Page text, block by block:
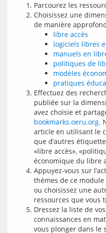
Parcourez les
Choisissez une
de manière
libre accès
logiciels libres
manuels en
politiques de
modèles
pratiques
Effectuez des
publiée sur la
avez choisie et
bookmarks.oeru.org.
article en utilisant le
que d’autres
«libre accès»,
économique du libre
Appuyez-vous sur
thèmes de ce
ou choisissez une
ressources que vous
Dressez la liste de
connaissances en
vous plonger dans le